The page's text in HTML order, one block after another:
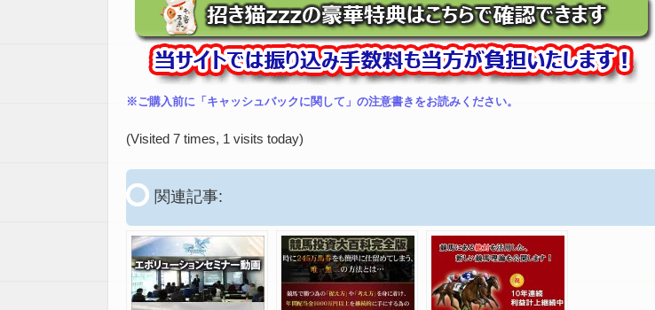
※ご購入前に「キャッシュバックに関して」の注意書きをお読みください。
(Visited 7 times, 1 visits today)
関連記事: